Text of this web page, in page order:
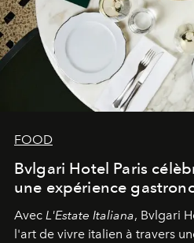
FOOD
Bvlgari Hotel Paris
une expérience
Avec L'Estate Italiana, Bvlgari
l'art de vivre italien à travers